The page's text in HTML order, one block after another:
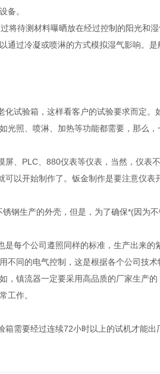
备。
待测材料曝晒放在经过控制的阳光和
通过冷凝或喷淋的方式模拟湿气影响。
试验箱，这样看客户的试验要求而定。
光照、喷淋、加热等功能都需要，那么
、PLC、880仪表等仪表，当然，仪表不
以开始制作了。钣金制作是要注意仪表
钢生产的外壳，但是，为了确保*(因为不
每个公司遵照同样的标准，生产出来的
不同的电气控制，这是根据各个公司技
镇流器一定要采用高品质的厂家生产
工作。
需要经过连续72小时以上的试机才能出